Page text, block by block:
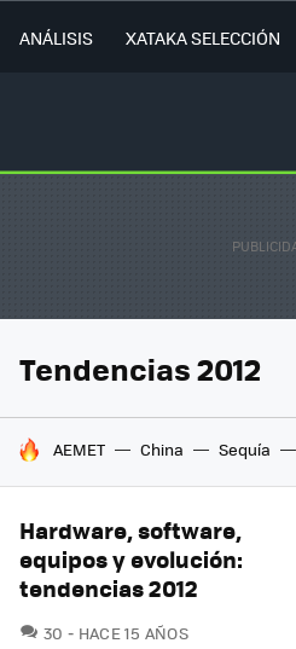
ANÁLISIS XATAKA SELECCIÓN
Tendencias 2012
HOY SE HABLA DE
AEMET China Sequía
Hardware, software,
equipos y evolución:
tendencias 2012
30 COMENTARIOS
HACE 15 AÑOS